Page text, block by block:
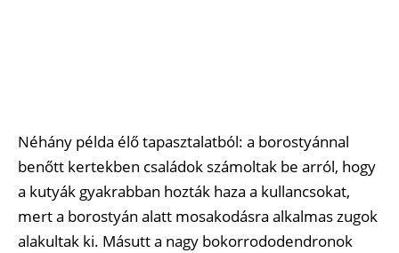
Néhány példa élő tapasztalatból: a borostyánnal
benőtt kertekben családok számoltak be arról, hogy
a kutyák gyakrabban hozták haza a kullancsokat,
mert a borostyán alatt mosakodásra alkalmas zugok
alakultak ki. Másutt a nagy bokorrododendronok